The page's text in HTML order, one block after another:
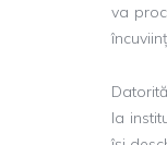
va
la